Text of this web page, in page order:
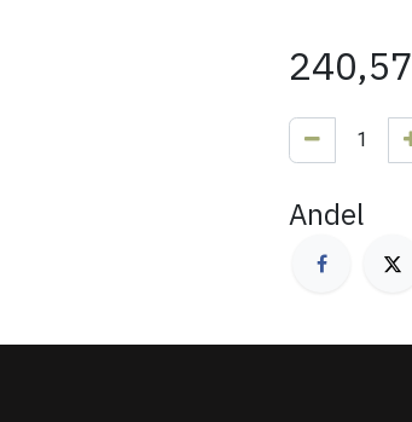
240,57
Andel